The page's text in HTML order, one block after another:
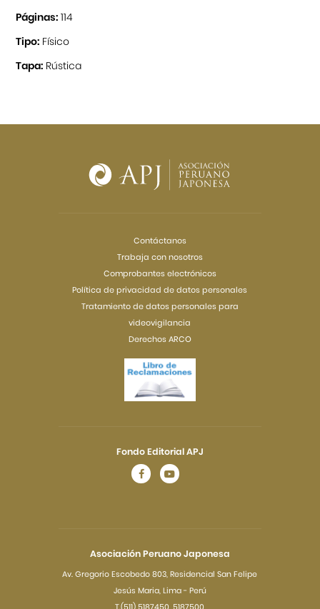
Páginas: 114
Tipo: Físico
Tapa: Rústica
Asociación Peruano Japonesa
Av. Gregorio Escobedo 803, Residencial San Felipe
Jesús Maria, Lima - Perú
Fondo Editorial APJ
Contáctanos
Trabaja con nosotros
Comprobantes electrónicos
Política de privacidad de datos personales
Tratamiento de datos personales para
videovigilancia
Derechos ARCO